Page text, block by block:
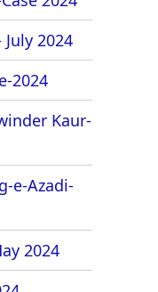
2024
2024
Kaur-
e-Azadi-
2024